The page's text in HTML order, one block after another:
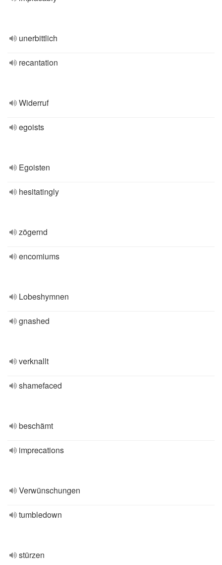
unerbittlich
recantation
Widerruf
egoists
Egoisten
hesitatingly
zögernd
encomiums
Lobeshymnen
gnashed
verknallt
shamefaced
beschämt
imprecations
Verwünschungen
tumbledown
stürzen